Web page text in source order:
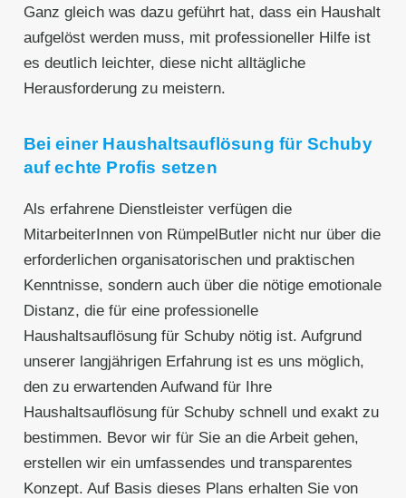
Ganz gleich was dazu geführt hat, dass ein Haushalt
aufgelöst werden muss, mit professioneller Hilfe ist
es deutlich leichter, diese nicht alltägliche
Herausforderung zu meistern.
Bei einer Haushaltsauflösung für Schuby
auf echte Profis setzen
Als erfahrene Dienstleister verfügen die
MitarbeiterInnen von RümpelButler nicht nur über die
erforderlichen organisatorischen und praktischen
Kenntnisse, sondern auch über die nötige emotionale
Distanz, die für eine professionelle
Haushaltsauflösung für Schuby nötig ist. Aufgrund
unserer langjährigen Erfahrung ist es uns möglich,
den zu erwartenden Aufwand für Ihre
Haushaltsauflösung für Schuby schnell und exakt zu
bestimmen. Bevor wir für Sie an die Arbeit gehen,
erstellen wir ein umfassendes und transparentes
Konzept. Auf Basis dieses Plans erhalten Sie von